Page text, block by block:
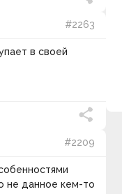
#2263
в своей
#2209
не данное кем-то